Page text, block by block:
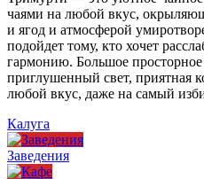
чаями на любой вкус,
и ягод и атмосферой
подойдет тому, кто хочет
гармонию. Большое
приглушенный свет, приятная
любой вкус, даже на самый
Калуга
Заведения